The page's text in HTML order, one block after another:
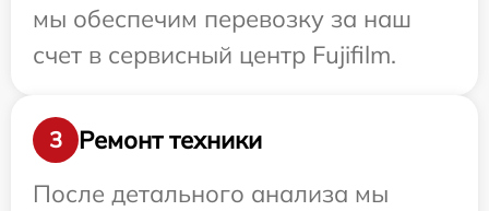
мы обеспечим перевозку за наш
счет в сервисный центр Fujifilm.
3
Ремонт техники
После детального анализа мы